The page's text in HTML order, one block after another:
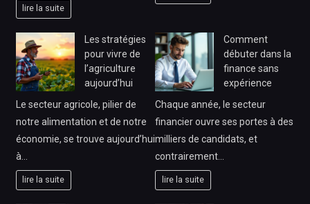
lire la suite
Les stratégies
pour vivre de
l’agriculture
aujourd’hui
Le secteur agricole, pilier de
notre alimentation et de notre
économie, se trouve aujourd’hui
à…
lire la suite
Comment
débuter dans la
finance sans
expérience
Chaque année, le secteur
financier ouvre ses portes à des
milliers de candidats, et
contrairement…
lire la suite